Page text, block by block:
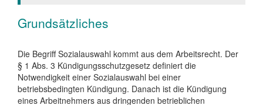
Grundsätzliches
Die Begriff Sozialauswahl kommt aus dem Arbeitsrecht. Der
§ 1 Abs. 3 Kündigungsschutzgesetz definiert die
Notwendigkeit einer Sozialauswahl bei einer
betriebsbedingten Kündigung. Danach ist die Kündigung
eines Arbeitnehmers aus dringenden betrieblichen